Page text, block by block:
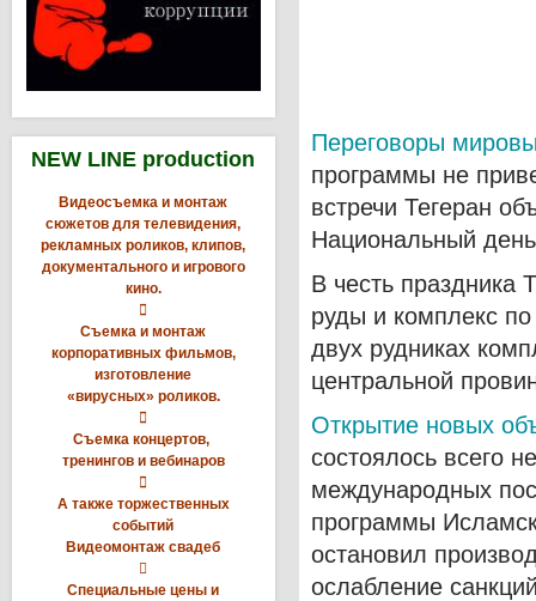
NEW LINE production
Видеосъемка и монтаж
сюжетов для телевидения,
рекламных роликов, клипов,
документального и игрового
кино.

Съемка и монтаж
корпоративных фильмов,
изготовление
«вирусных» роликов.

Съемка концертов,
тренингов и вебинаров

А также торжественных
событий
Видеомонтаж свадеб

Специальные цены и
Переговоры
программы не
встречи Тегеран
Национальный
В честь праздника
руды и комплекс
двух рудниках
центральной
Открытие новых
состоялось всего
международных
программы
остановил
ослабление